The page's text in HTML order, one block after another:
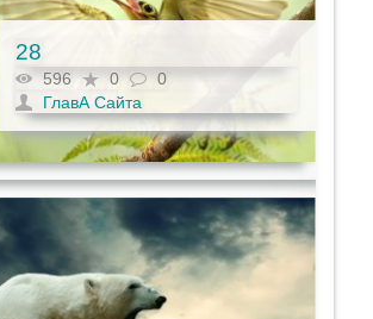
28
596 0
0
ГлавА Сайта